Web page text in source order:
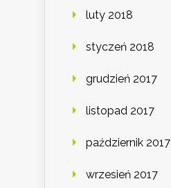
luty 2018
styczeń 2018
grudzień 2017
listopad 2017
październik 2017
wrzesień 2017